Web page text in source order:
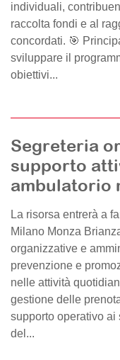
individuali,
raccolta fondi e al
concordati. 🎯
sviluppare il
obiettivi...
Segreteria
supporto
ambulatorio
La risorsa entrerà a
Milano Monza
organizzative e
prevenzione e
nelle attività
gestione delle
supporto operativo ai
del...